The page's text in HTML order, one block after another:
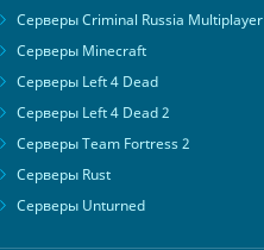
Серверы Criminal Russia Multiplayer
Серверы Minecraft
Серверы Left 4 Dead
Серверы Left 4 Dead 2
Серверы Team Fortress 2
Серверы Rust
Серверы Unturned